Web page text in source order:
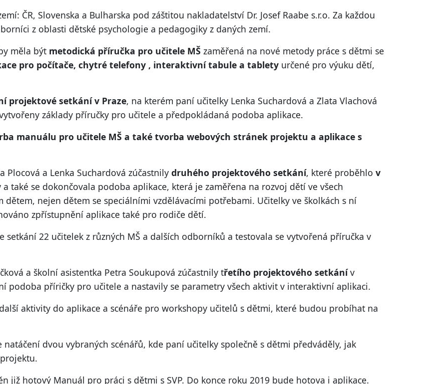
ČR, Slovenska a Bulharska pod záštitou nakladatelství Dr. Josef Raabe s.r.o. Za každou
z oblasti dětské psychologie a pedagogiky z daných zemí.
měla být metodická příručka pro učitele MŠ zaměřená na nové metody práce s dětmi se
pro počítače, chytré telefony , interaktivní tabule a tablety určené pro výuku dětí,
projektové setkání v Praze, na kterém paní učitelky Lenka Suchardová a Zlata Vlachová
základy příručky pro učitele a předpokládaná podoba aplikace.
manuálu pro učitele MŠ a také tvorba webových stránek projektu a aplikace s
Plocová a Lenka Suchardová zúčastnily druhého projektového setkání, které proběhlo v
také se dokončovala podoba aplikace, která je zaměřena na rozvoj dětí ve všech
dětem, nejen dětem se speciálními vzdělávacími potřebami. Učitelky ve školkách s ní
zpřístupnění aplikace také pro rodiče dětí.
setkání 22 učitelek z různých MŠ a dalších odborníků a testovala se vytvořená příručka v
a školní asistentka Petra Soukupová zúčastnily třetího projektového setkánív
podoba příričky pro učitele a nastavily se parametry všech aktivit v interaktivní aplikaci.
aktivity do aplikace a scénáře pro workshopy učitelů s dětmi, které budou probíhat na
natáčení dvou vybraných scénářů, kde paní učitelky společně s dětmi předváděly, jak
již hotový Manuál pro práci s dětmi s SVP. Do konce roku 2019 bude hotova i aplikace.